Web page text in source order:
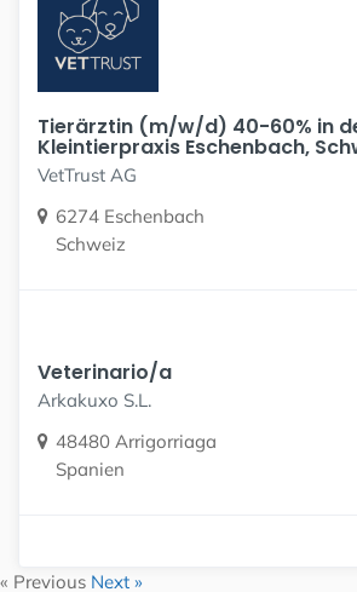
Tierärztin (m/w/d) 40-60% in
Kleintierpraxis Eschenbach,
VetTrust AG
6274 Eschenbach
Schweiz
Veterinario/a
Arkakuxo S.L.
48480 Arrigorriaga
Spanien
« Previous Next »